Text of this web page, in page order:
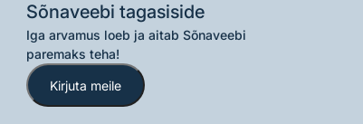
Sõnaveebi tagasiside
Iga arvamus loeb ja aitab Sõnaveebi
paremaks teha!
Kirjuta meile